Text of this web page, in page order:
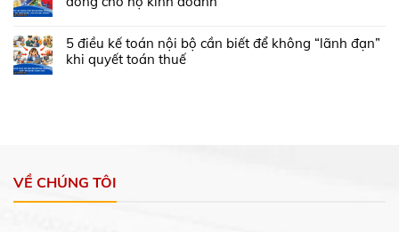
5 điều kế toán nội bộ cần biết để không “lãnh đạn”
khi quyết toán thuế
VỀ CHÚNG TÔI